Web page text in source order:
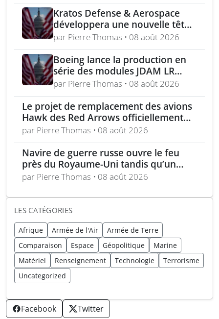
Kratos Defense & Aerospace
développera une nouvelle tête
chercheuse pour les missiles
FGM-148 Javelin
par Pierre Thomas • 08 août 2026
Boeing lance la production en
série des modules JDAM LR
pour frappes de précision
longue portée
par Pierre Thomas • 08 août 2026
Le projet de remplacement des avions
Hawk des Red Arrows officiellement
lancé
par Pierre Thomas • 08 août 2026
Navire de guerre russe ouvre le feu
près du Royaume-Uni tandis qu’un
bateau britannique se rapproche
par Pierre Thomas • 08 août 2026
LES CATÉGORIES
Afrique Armée de l'Air
Armée de Terre
Comparaison
Espace Géopolitique
Marine
Matériel
Renseignement Technologie
Terrorisme
Uncategorized
Facebook Twitter